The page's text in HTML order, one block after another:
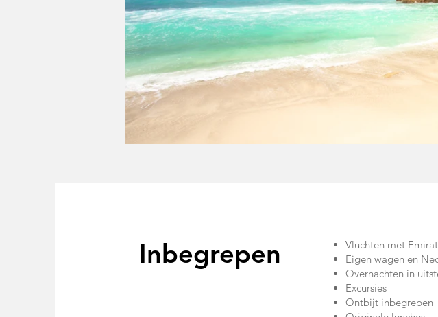
Inbegrepen
Vluchten met
Eigen wagen en
Overnachten in
Excursies
Ontbijt inbegrepen